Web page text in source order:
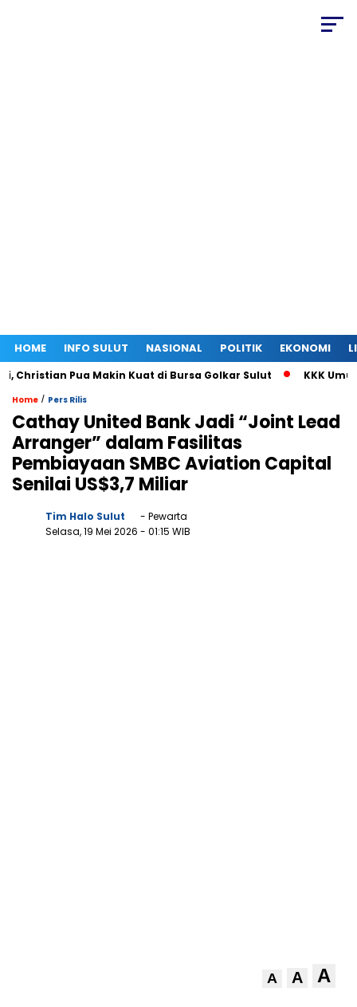
HOME INFO SULUT NASIONAL POLITIK EKONOMI
Pua Makin Kuat di Bursa Golkar Sulut KKK
Home / Pers Rilis
Cathay United Bank Jadi “Joint Lead
Arranger” dalam Fasilitas
Pembiayaan SMBC Aviation Capital
Senilai US$3,7 Miliar
Tim Halo Sulut
- Pewarta
Selasa, 19 Mei 2026 - 01:15 WIB
A A A